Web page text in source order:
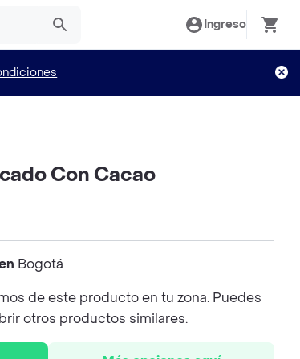
Ingreso
Con Cacao
Bogotá
de este producto en tu zona. Puedes
otros productos similares.